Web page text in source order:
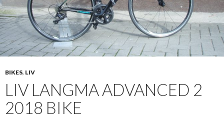
BIKES, LIV
LIV LANGMA ADVANCED 2
2018 BIKE